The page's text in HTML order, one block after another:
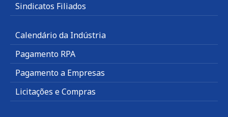
Sindicatos Filiados
Calendário da Indústria
Pagamento RPA
Pagamento a Empresas
Licitações e Compras